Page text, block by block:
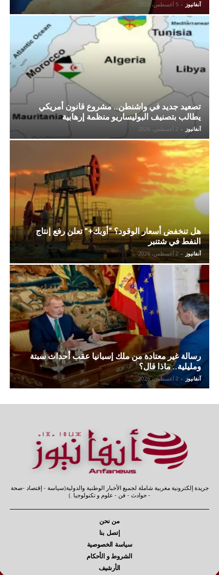
آنفانيوز - 5 أغسطس، 2026
تصعيد جديد في واشنطن.. مشروع قانون أمريكي
يطالب بتصنيف البوليساريو منظمة إرهابية
آنفانيوز - 2 أغسطس، 2026
هل تنخفض أسعار الوقود؟ “أوبك+” تعلن رفع إنتاج
النفط في شتنبر
آنفانيوز - 2 أغسطس، 2026
رسالة غير معتادة من ملك إسبانيا عقب أحداث سبتة
ومليلية.. ماذا قال؟
آنفانيوز - 2 أغسطس، 2026
جريدة إلكترونية مغربية شاملة لجميع الأخبار الوطنية والدولية(سياسة - إقتصاد -صحة
- حوادث - فن - علوم و تكنولوجيا .)
من نحن
إتصل بنا
سياسة الخصوصية
الشروط و الأحكام
الأرشيف